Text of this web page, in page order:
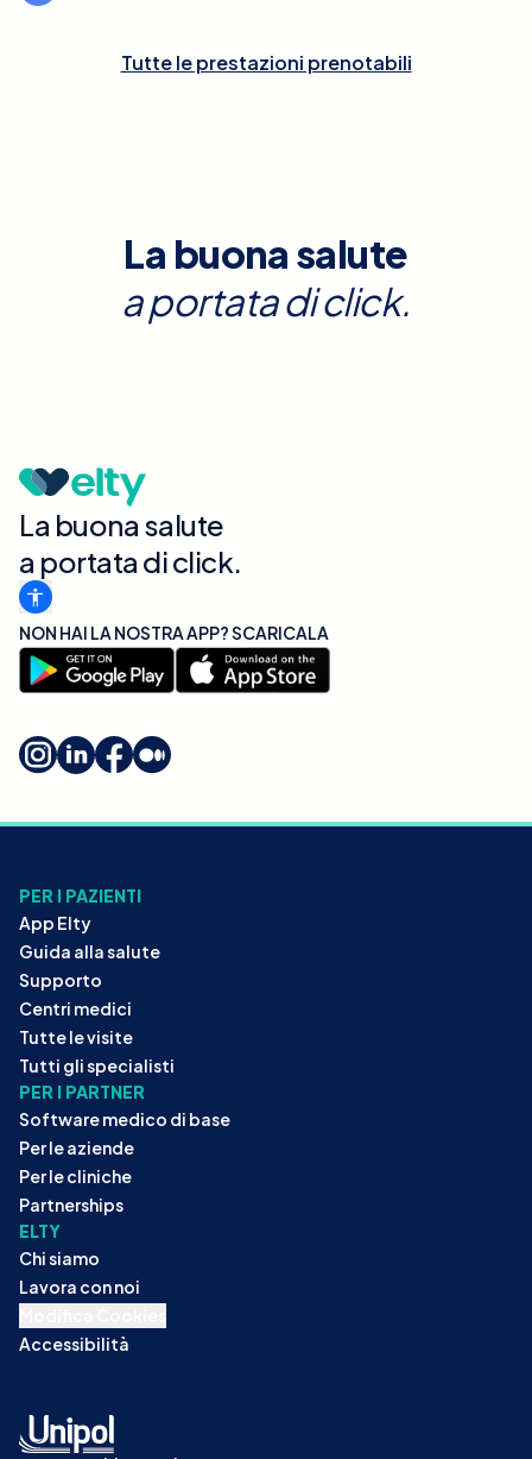
Tutte le prestazioni prenotabili
La buona salute
a portata di click.
La buona salute
a portata di click.
NON HAI LA NOSTRA APP? SCARICALA
PER I PAZIENTI
App Elty
Guida alla salute
Supporto
Centri medici
Tutte le visite
Tutti gli specialisti
PER I PARTNER
Software medico di base
Per le aziende
Per le cliniche
Partnerships
ELTY
Chi siamo
Lavora con noi
Accessibilità